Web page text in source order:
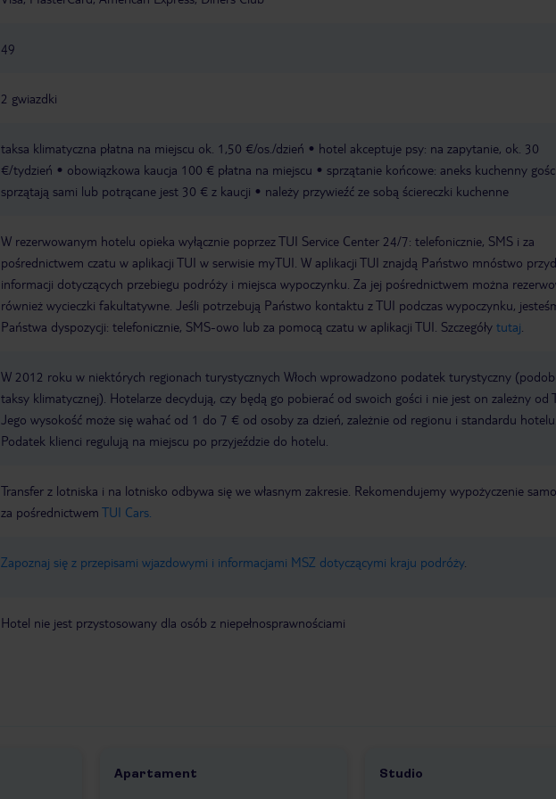
49
2 gwiazdki
taksa klimatyczna płatna na miejscu ok. 1,50 €/os./dzień
hotel akceptuje psy: na zapytanie, ok. 30
€/tydzień
obowiązkowa kaucja 100 € płatna na miejscu
sprzątanie końcowe: aneks kuchenny
sprzątają sami lub potrącane jest 30 € z kaucji
należy przywieźć ze sobą ściereczki kuchenne
W rezerwowanym hotelu opieka wyłącznie poprzez TUI Service Center 24/7: telefonicznie, SMS i za
pośrednictwem czatu w aplikacji TUI w serwisie myTUI. W aplikacji TUI znajdą Państwo mnóstwo
informacji dotyczących przebiegu podróży i miejsca wypoczynku. Za jej pośrednictwem można
również wycieczki fakultatywne. Jeśli potrzebują Państwo kontaktu z TUI podczas wypoczynku,
Państwa dyspozycji: telefonicznie, SMS-owo lub za pomocą czatu w aplikacji TUI. Szczegóły tutaj
W 2012 roku w niektórych regionach turystycznych Włoch wprowadzono podatek turystyczny
taksy klimatycznej). Hotelarze decydują, czy będą go pobierać od swoich gości i nie jest on zależny od
Jego wysokość może się wahać od 1 do 7 € od osoby za dzień, zależnie od regionu i standardu hotelu.
Podatek klienci regulują na miejscu po przyjeździe do hotelu.
Transfer z lotniska i na lotnisko odbywa się we własnym zakresie. Rekomendujemy wypożyczenie
za pośrednictwem TUI Cars.
Zapoznaj się z przepisami wjazdowymi i informacjami MSZ dotyczącymi kraju podróży.
Hotel nie jest przystosowany dla osób z niepełnosprawnościami
Apartament
1 /2 Studio
1 /2